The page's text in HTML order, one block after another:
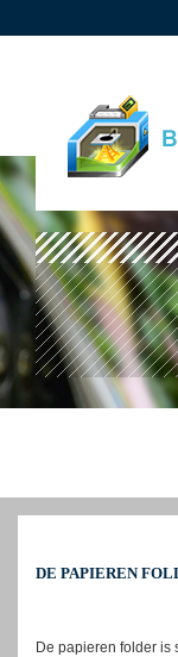
DE PAPIEREN
De papieren folder is